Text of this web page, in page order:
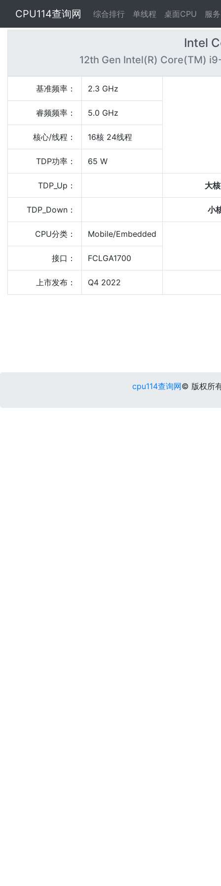
CPU114查询网 综合排行 单线程 桌面CPU 服
Intel
12th Gen Intel(R) Core(TM)
基准频率： 2.3 GHz
睿频频率： 5.0 GHz
核心/线程： 16核 24线程
TDP功率： 65 W
TDP_Up： 大
TDP_Down： 小
CPU分类： Mobile/Embedded
接口： FCLGA1700
上市发布： Q4 2022
cpu114查询网© 版权所